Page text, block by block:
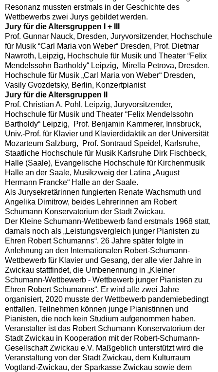
Resonanz mussten erstmals in der Geschichte des
Wettbewerbs zwei Jurys gebildet werden.
Jury für die Altersgruppen I + III
Prof. Gunnar Nauck, Dresden, Juryvorsitzender, Hochschule
für Musik “Carl Maria von Weber“ Dresden, Prof. Dietmar
Nawroth, Leipzig, Hochschule für Musik und Theater “Felix
Mendelssohn Bartholdy“ Leipzig, Mirella Petrova, Dresden,
Hochschule für Musik „Carl Maria von Weber“ Dresden,
Vasily Gvozdetsky, Berlin, Konzertpianist
Jury für die Altersgruppen II
Prof. Christian A. Pohl, Leipzig, Juryvorsitzender,
Hochschule für Musik und Theater “Felix Mendelssohn
Bartholdy“ Leipzig, Prof. Benjamin Kammerer, Innsbruck,
Univ.-Prof. für Klavier und Klavierdidaktik an der Universität
Mozarteum Salzburg, Prof. Sontraud Speidel, Karlsruhe,
Staatliche Hochschule für Musik Karlsruhe Dirk Fischbeck,
Halle (Saale), Evangelische Hochschule für Kirchenmusik
Halle an der Saale, Musikzweig der Latina „August
Hermann Francke“ Halle an der Saale.
Als Jurysekretärinnen fungierten Renate Wachsmuth und
Angelika Dimitrow, beides Lehrerinnen am Robert
Schumann Konservatorium der Stadt Zwickau.
Der Kleine Schumann-Wettbewerb fand erstmals 1968 statt,
damals noch als „Leistungsvergleich junger Pianisten zu
Ehren Robert Schumanns“. 26 Jahre später folgte in
Anlehnung an den Internationalen Robert-Schumann-
Wettbewerb für Klavier und Gesang, der alle vier Jahre in
Zwickau stattfindet, die Umbenennung in „Kleiner
Schumann-Wettbewerb - Wettbewerb junger Pianisten zu
Ehren Robert Schumanns“. Er wird alle zwei Jahre
organisiert, 2020 musste der Wettbewerb pandemiebedingt
entfallen. Teilnehmen können junge Pianistinnen und
Pianisten, die noch kein Studium aufgenommen haben.
Veranstalter ist das Robert Schumann Konservatorium der
Stadt Zwickau in Kooperation mit der Robert-Schumann-
Gesellschaft Zwickau e.V. Maßgeblich unterstützt wird die
Veranstaltung von der Stadt Zwickau, dem Kulturraum
Vogtland-Zwickau, der Sparkasse Zwickau sowie dem